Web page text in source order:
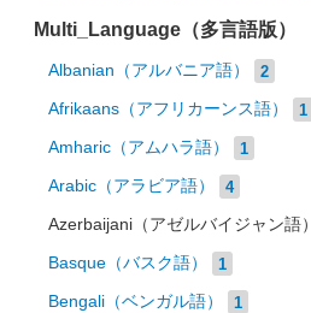
Multi_Language（多言語版）
Albanian（アルバニア語） 2
Afrikaans（アフリカーンス語） 1
Amharic（アムハラ語） 1
Arabic（アラビア語） 4
Azerbaijani（アゼルバイジャン語）
Basque（バスク語） 1
Bengali（ベンガル語） 1